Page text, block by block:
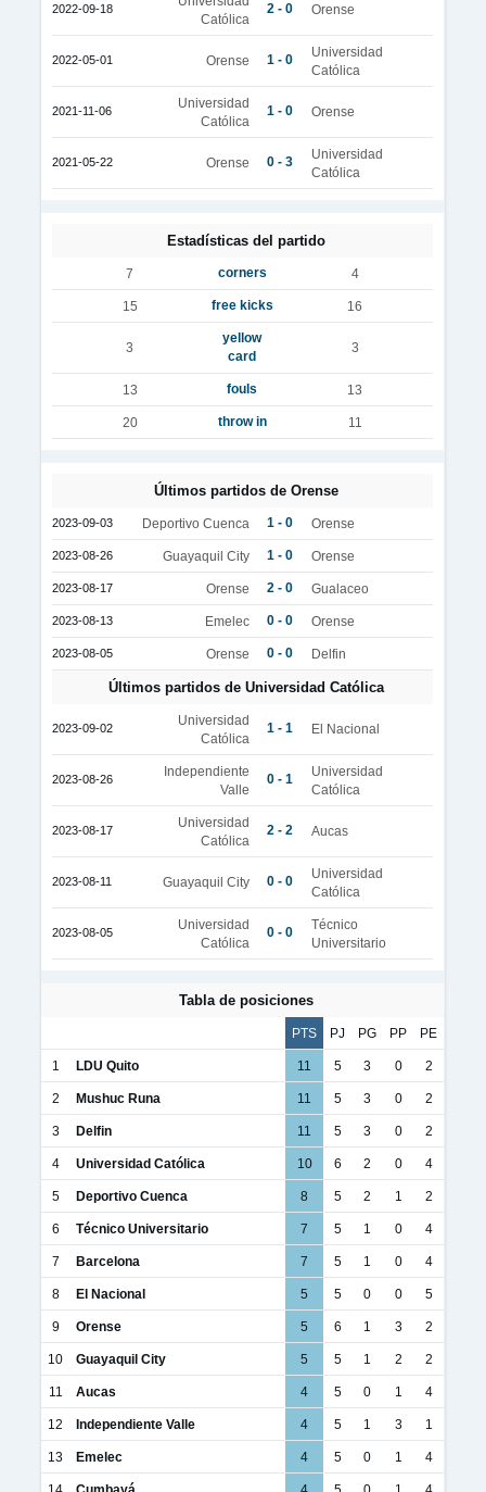
2022-09-18
Católica
2 - 0 Orense
2022-05-01 Orense 1 - 0
Universidad
Católica
2021-11-06
Universidad
Católica
1 - 0 Orense
2021-05-22 Orense 0 - 3
Universidad
Católica
Estadísticas del partido
7 corners 4
15 free kicks 16
3
yellow
card
3
13 fouls 13
20 throw in 11
Últimos partidos de Orense
2023-09-03 Deportivo Cuenca 1 - 0 Orense
2023-08-26 Guayaquil City 1 - 0 Orense
2023-08-17 Orense 2 - 0 Gualaceo
2023-08-13 Emelec 0 - 0 Orense
2023-08-05 Orense 0 - 0 Delfin
Últimos partidos de Universidad Católica
2023-09-02
Universidad
Católica
1 - 1 El Nacional
2023-08-26
Independiente
Valle
0 - 1
Universidad
Católica
2023-08-17
Universidad
Católica
2 - 2 Aucas
2023-08-11 Guayaquil City 0 - 0
Universidad
Católica
2023-08-05
Universidad
Católica
0 - 0
Técnico
Universitario
Tabla de posiciones
PTS PJ PG PP PE
1 LDU Quito 11 5 3 0 2
2 Mushuc Runa 11 5 3 0 2
3 Delfin 11 5 3 0 2
4 Universidad Católica 10 6 2 0 4
5 Deportivo Cuenca 8 5 2 1 2
6 Técnico Universitario 7 5 1 0 4
7 Barcelona 7 5 1 0 4
8 El Nacional 5 5 0 0 5
9 Orense 5 6 1 3 2
10 Guayaquil City 5 5 1 2 2
11 Aucas 4 5 0 1 4
12 Independiente Valle 4 5 1 3 1
13 Emelec 4 5 0 1 4